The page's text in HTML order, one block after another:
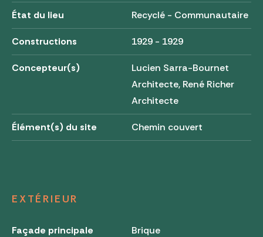
État du lieu Recyclé - Communautaire
Constructions 1929 - 1929
Concepteur(s)
Lucien Sarra-Bournet
Architecte, René Richer
Architecte
Élément(s) du site Chemin couvert
EXTÉRIEUR
Façade principale Brique